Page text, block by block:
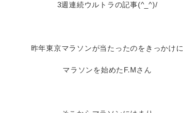
3週連続ウルトラの記事(^_^)/
昨年東京マラソンが当たったのをきっかけに
マラソンを始めたF.Mさん